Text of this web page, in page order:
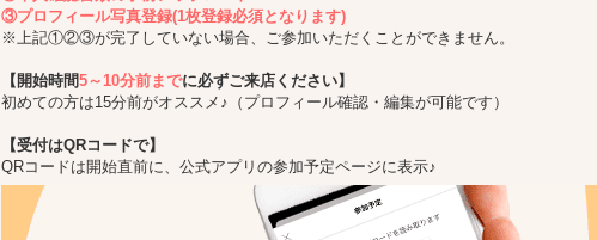
③プロフィール写真登録(1枚登録必須となります)
※上記①②③が完了していない場合、ご参加いただくことができません。
【開始時間5～10分前までに必ずご来店ください】
初めての方は15分前がオススメ♪（プロフィール確認・編集が可能です）
【受付はQRコードで】
QRコードは開始直前に、公式アプリの参加予定ページに表示♪